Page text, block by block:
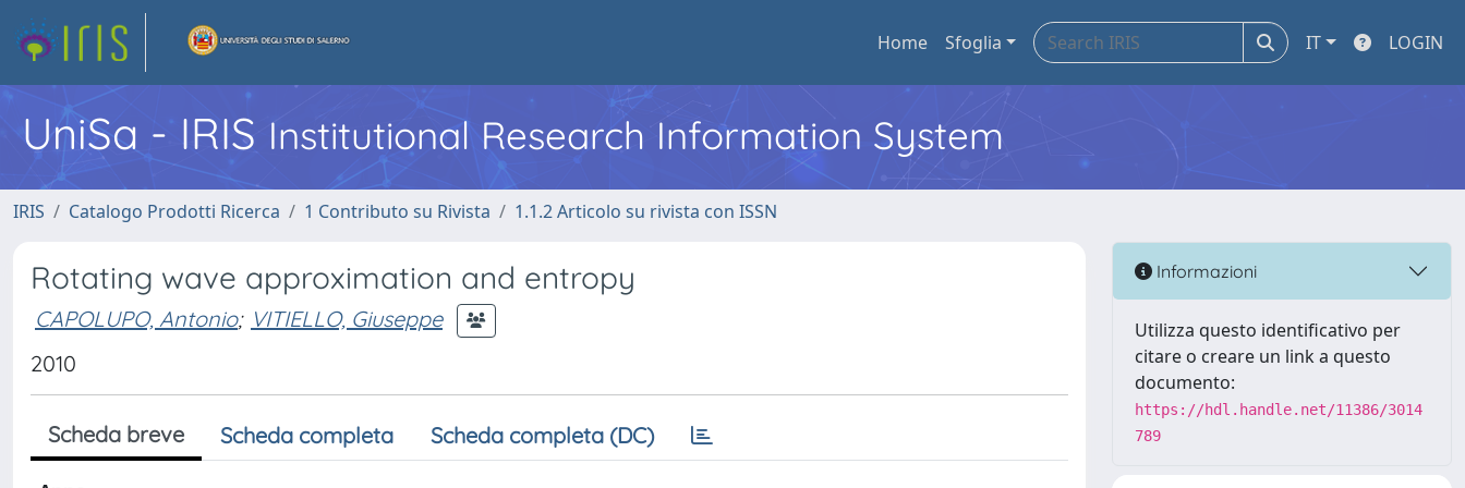
Home Sfoglia IT LOGIN
UniSa - IRIS Institutional Research Information System
IRIS Catalogo Prodotti Ricerca 1 Contributo su Rivista 1.1.2 Articolo su rivista con ISSN
Rotating wave approximation and entropy
CAPOLUPO, Antonio; VITIELLO, Giuseppe
2010
Scheda breve Scheda completa Scheda completa (DC)
Informazioni
Utilizza questo identificativo per
citare o creare un link a questo
documento:
https://hdl.handle.net/11386/3014
789